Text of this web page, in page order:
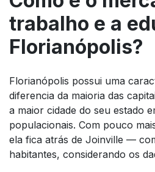
trabalho e a
Florianópolis?
Florianópolis possui uma
diferencia da maioria das
a maior cidade do seu estado
populacionais. Com pouco
ela fica atrás de Joinville —
habitantes, considerando os